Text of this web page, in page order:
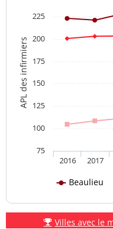
APL des infirmiers
Beaulieu
2016 2017
75
100
125
150
175
200
225
Villes avec le